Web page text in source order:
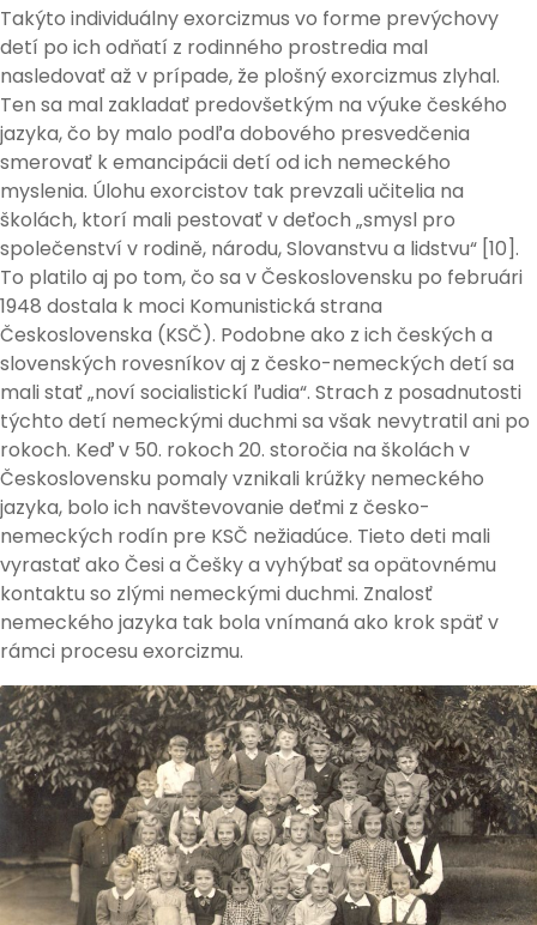
Takýto individuálny exorcizmus vo forme prevýchovy
detí po ich odňatí z rodinného prostredia mal
nasledovať až v prípade, že plošný exorcizmus zlyhal.
Ten sa mal zakladať predovšetkým na výuke českého
jazyka, čo by malo podľa dobového presvedčenia
smerovať k emancipácii detí od ich nemeckého
myslenia. Úlohu exorcistov tak prevzali učitelia na
školách, ktorí mali pestovať v deťoch „smysl pro
společenství v rodině, národu, Slovanstvu a lidstvu“ [10].
To platilo aj po tom, čo sa v Československu po februári
1948 dostala k moci Komunistická strana
Československa (KSČ). Podobne ako z ich českých a
slovenských rovesníkov aj z česko-nemeckých detí sa
mali stať „noví socialistickí ľudia“. Strach z posadnutosti
týchto detí nemeckými duchmi sa však nevytratil ani po
rokoch. Keď v 50. rokoch 20. storočia na školách v
Československu pomaly vznikali krúžky nemeckého
jazyka, bolo ich navštevovanie deťmi z česko-
nemeckých rodín pre KSČ nežiadúce. Tieto deti mali
vyrastať ako Česi a Češky a vyhýbať sa opätovnému
kontaktu so zlými nemeckými duchmi. Znalosť
nemeckého jazyka tak bola vnímaná ako krok späť v
rámci procesu exorcizmu.